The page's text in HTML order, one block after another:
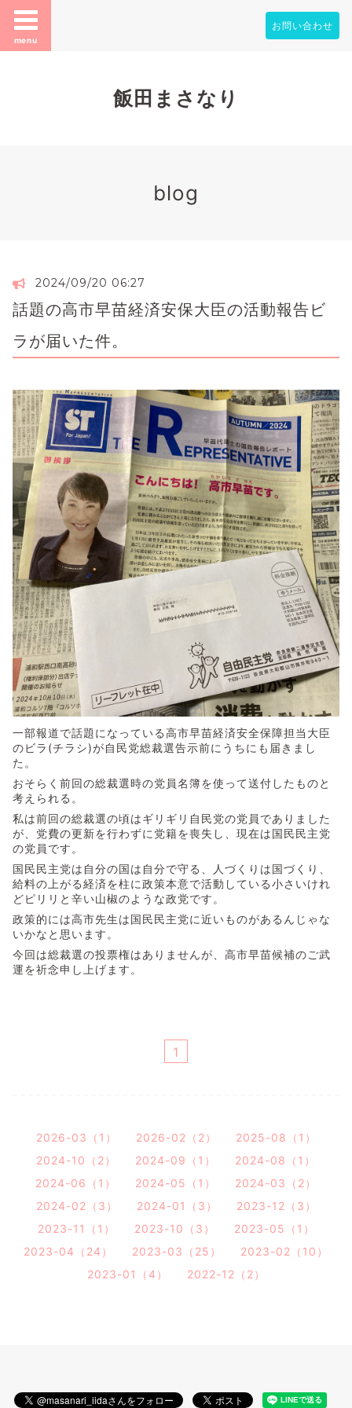
menu
お問い合わせ
飯田まさなり
blog
2024/09/20 06:27
話題の高市早苗経済安保大臣の活動報告ビ
ラが届いた件。
一部報道で話題になっている高市早苗経済安全保障担当大臣
のビラ(チラシ)が自民党総裁選告示前にうちにも届きまし
た。
おそらく前回の総裁選時の党員名簿を使って送付したものと
考えられる。
私は前回の総裁選の頃はギリギリ自民党の党員でありました
が、党費の更新を行わずに党籍を喪失し、現在は国民民主党
の党員です。
国民民主党は自分の国は自分で守る、人づくりは国づくり、
給料の上がる経済を柱に政策本意で活動している小さいけれ
どピリリと辛い山椒のような政党です。
政策的には高市先生は国民民主党に近いものがあるんじゃな
いかなと思います。
今回は総裁選の投票権はありませんが、高市早苗候補のご武
運を祈念申し上げます。
1
2026-03（1） 2026-02（2）
2025-08（1）
2024-10（2）
2024-09（1）
2024-08（1）
2024-06（1）
2024-05（1）
2024-03（2）
2024-02（3）
2024-01（3）
2023-12（3）
2023-11（1）
2023-10（3）
2023-05（1）
2023-04（24）
2023-03（25）
2023-02（10）
2023-01（4）
2022-12（2）